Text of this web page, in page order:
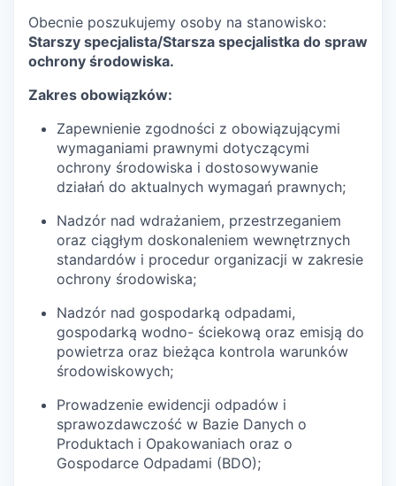
Obecnie poszukujemy osoby na stanowisko:
Starszy specjalista/Starsza specjalistka do spraw
ochrony środowiska.
Zakres obowiązków:
Zapewnienie zgodności z obowiązującymi
wymaganiami prawnymi dotyczącymi
ochrony środowiska i dostosowywanie
działań do aktualnych wymagań prawnych;
Nadzór nad wdrażaniem, przestrzeganiem
oraz ciągłym doskonaleniem wewnętrznych
standardów i procedur organizacji w zakresie
ochrony środowiska;
Nadzór nad gospodarką odpadami,
gospodarką wodno- ściekową oraz emisją do
powietrza oraz bieżąca kontrola warunków
środowiskowych;
Prowadzenie ewidencji odpadów i
sprawozdawczość w Bazie Danych o
Produktach i Opakowaniach oraz o
Gospodarce Odpadami (BDO);